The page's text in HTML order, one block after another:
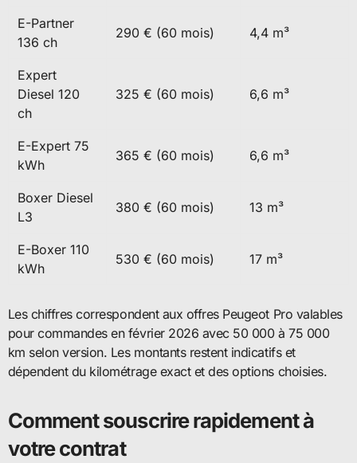
E-Partner
136 ch
290 € (60 mois) 4,4 m³
Expert
Diesel 120
ch
325 € (60 mois) 6,6 m³
E-Expert 75
kWh
365 € (60 mois) 6,6 m³
Boxer Diesel
L3
380 € (60 mois) 13 m³
E-Boxer 110
kWh
530 € (60 mois) 17 m³
Les chiffres correspondent aux offres Peugeot Pro valables
pour commandes en février 2026 avec 50 000 à 75 000
km selon version. Les montants restent indicatifs et
dépendent du kilométrage exact et des options choisies.
Comment souscrire rapidement à
votre contrat